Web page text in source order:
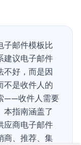
子邮件模板比
建议电子邮件
不好，而是因
不是收件人的
——收件人需要
本指南涵盖了
应商电子邮件
商、推荐、集